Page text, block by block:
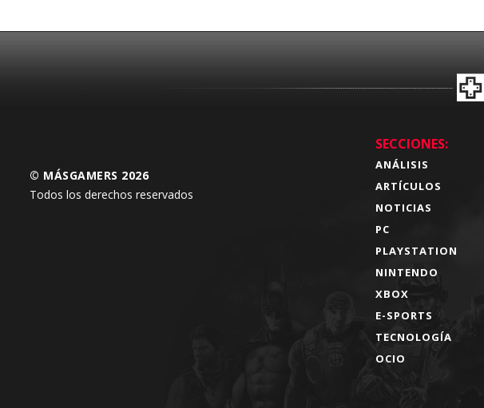
© MÁSGAMERS 2026
Todos los derechos reservados
SECCIONES:
ANÁLISIS
ARTÍCULOS
NOTICIAS
PC
PLAYSTATION
NINTENDO
XBOX
E-SPORTS
TECNOLOGÍA
OCIO